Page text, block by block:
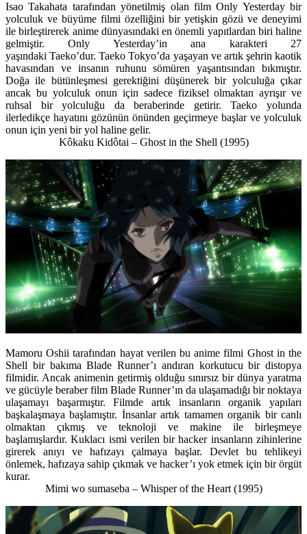
Isao Takahata tarafından yönetilmiş olan film Only Yesterday bir
yolculuk ve büyüme filmi özelliğini bir yetişkin gözü ve deneyimi
ile birleştirerek anime dünyasındaki en önemli yapıtlardan biri haline
gelmiştir. Only Yesterday’in ana karakteri 27
yaşındaki Taeko’dur. Taeko Tokyo’da yaşayan ve artık şehrin kaotik
havasından ve insanın ruhunu sömüren yaşantısından bıkmıştır.
Doğa ile bütünleşmesi gerektiğini düşünerek bir yolculuğa çıkar
ancak bu yolculuk onun için sadece fiziksel olmaktan ayrışır ve
ruhsal bir yolculuğu da beraberinde getirir. Taeko yolunda
ilerledikçe hayatını gözünün önünden geçirmeye başlar ve yolculuk
onun için yeni bir yol haline gelir.
Kôkaku Kidôtai – Ghost in the Shell (1995)
Mamoru Oshii tarafından hayat verilen bu anime filmi Ghost in the
Shell bir bakıma Blade Runner’ı andıran korkutucu bir distopya
filmidir. Ancak animenin getirmiş olduğu sınırsız bir dünya yaratma
ve gücüyle beraber film Blade Runner’ın da ulaşamadığı bir noktaya
ulaşamayı başarmıştır. Filmde artık insanların organik yapıları
başkalaşmaya başlamıştır. İnsanlar artık tamamen organik bir canlı
olmaktan çıkmış ve teknoloji ve makine ile birleşmeye
başlamışlardır. Kuklacı ismi verilen bir hacker insanların zihinlerine
girerek anıyı ve hafızayı çalmaya başlar. Devlet bu tehlikeyi
önlemek, hafızaya sahip çıkmak ve hacker’ı yok etmek için bir örgüt
kurar.
Mimi wo sumaseba – Whisper of the Heart(1995)